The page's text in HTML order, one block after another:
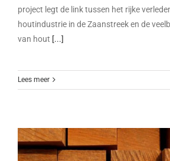
project legt de link tussen het rijke
houtindustrie in de Zaanstreek en de
van hout [...]
Lees meer